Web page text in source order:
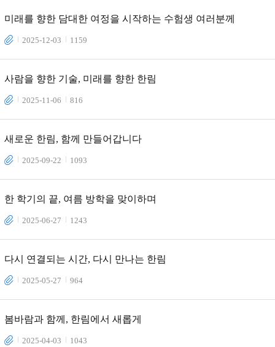
미래를 향한 담대한 여정을 시작하는 수험생 여러분께
2025-12-03 1159
사람을 향한 기술, 미래를 향한 한림
2025-11-06 816
새로운 한림, 함께 만들어갑니다
2025-09-22 1093
한 학기의 끝, 여름 방학을 맞이하며
2025-06-27 1243
다시 연결되는 시간, 다시 만나는 한림
2025-05-27 964
봄바람과 함께, 한림에서 새롭게
2025-04-03 1043